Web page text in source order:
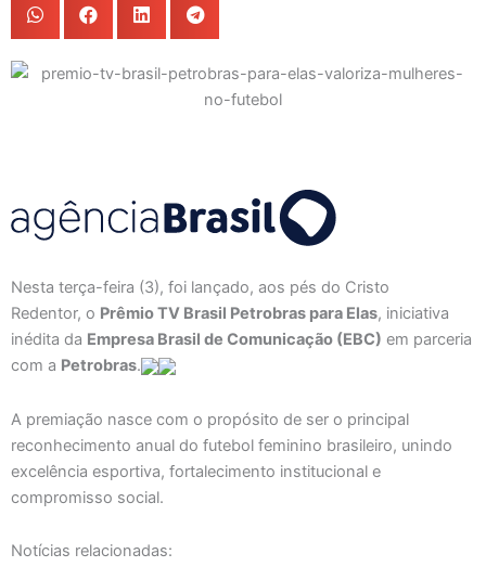
Nesta terça-feira (3), foi lançado, aos pés do Cristo
Redentor, o Prêmio TV Brasil Petrobras para Elas, iniciativa
inédita da Empresa Brasil de Comunicação (EBC) em parceria
com a Petrobras.
A premiação nasce com o propósito de ser o principal
reconhecimento anual do futebol feminino brasileiro, unindo
excelência esportiva, fortalecimento institucional e
compromisso social.
Notícias relacionadas: